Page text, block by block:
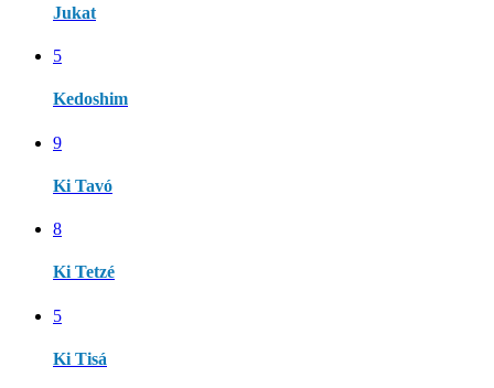
Jukat
5
Kedoshim
9
Ki Tavó
8
Ki Tetzé
5
Ki Tisá